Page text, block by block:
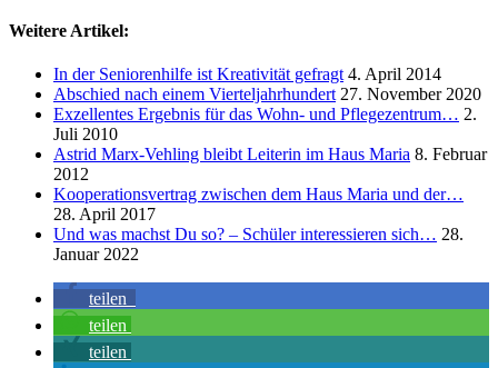
Weitere Artikel:
In der Seniorenhilfe ist Kreativität gefragt 4. April 2014
Abschied nach einem Vierteljahrhundert 27. November 2020
Exzellentes Ergebnis für das Wohn- und Pflegezentrum… 2.
Juli 2010
Astrid Marx-Vehling bleibt Leiterin im Haus Maria 8. Februar
2012
Kooperationsvertrag zwischen dem Haus Maria und der…
28. April 2017
Und was machst Du so? – Schüler interessieren sich… 28.
Januar 2022
teilen
teilen
teilen